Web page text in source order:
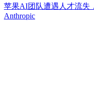
苹果AI团队遭遇人才流失
Anthropic